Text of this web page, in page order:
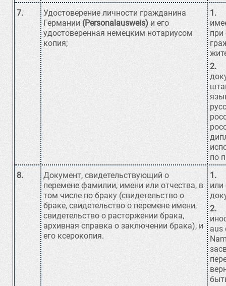
7.
Удостоверение личности гражданина
Германии (Personalausweis) и его
удостоверенная немецким нотариусом
копия;
1.
при
2.
по
8.
Документ, свидетельствующий о
перемене фамилии, имени или отчества, в
том числе по браку (свидетельство о
браке, свидетельство о перемене имени,
свидетельство о расторжении брака,
архивная справка о заключении брака), и
его ксерокопия.
1.
или
2.
aus